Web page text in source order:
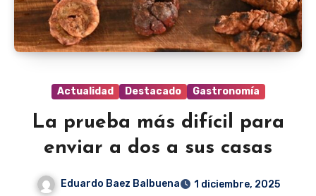
Actualidad Destacado Gastronomía
La prueba más difícil para
enviar a dos a sus casas
Eduardo Baez Balbuena
1 diciembre, 2025